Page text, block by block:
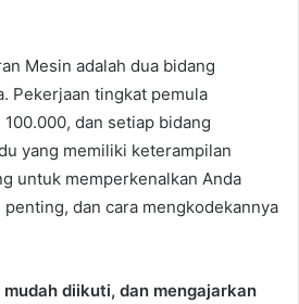
Mesin adalah dua bidang
Pekerjaan tingkat pemula
dan setiap bidang
yang memiliki keterampilan
untuk memperkenalkan Anda
dan cara mengkodekannya
diikuti, dan mengajarkan